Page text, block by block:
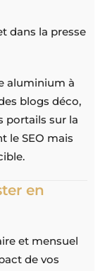
dans la presse
aluminium à
blogs déco,
portails sur la
le SEO mais
en
et mensuel
de vos